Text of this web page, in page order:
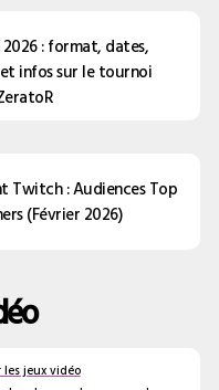
2026 : format, dates,
infos sur le tournoi
Twitch : Audiences Top
(Février 2026)
les jeux vidéo